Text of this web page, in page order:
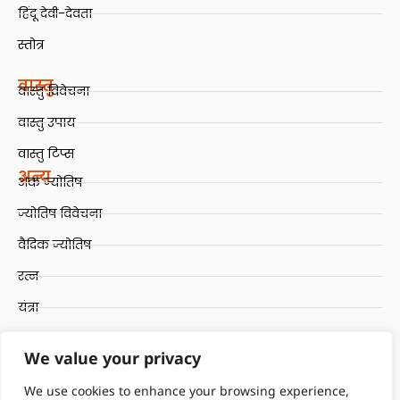
We value your privacy
We use cookies to enhance your browsing experience,
हिंदू देवी-देवता
स्तोत्र
वास्तु
वास्तु विवेचना
वास्तु उपाय
वास्तु टिप्स
अन्य
अंक ज्योतिष
ज्योतिष विवेचना
वैदिक ज्योतिष
रत्न
यंत्रा
Terms and Conditions